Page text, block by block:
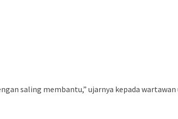
saling membantu,” ujarnya kepada